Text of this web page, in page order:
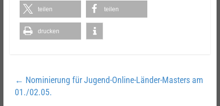
teilen teilen
drucken
← Nominierung für Jugend-Online-Länder-Masters am
01./02.05.